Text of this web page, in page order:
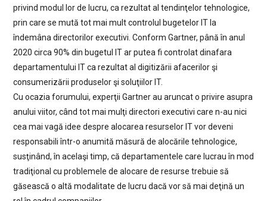
privind modul lor de lucru, ca rezultat al tendinţelor tehnologice,
prin care se mută tot mai mult controlul bugetelor IT la
îndemâna directorilor executivi. Conform Gartner, până în anul
2020 circa 90% din bugetul IT ar putea fi controlat dinafara
departamentului IT ca rezultat al digitizării afacerilor şi
consumerizării produselor şi soluţiilor IT.
Cu ocazia forumului, experţii Gartner au aruncat o privire asupra
anului viitor, când tot mai mulţi directori executivi care n-au nici
cea mai vagă idee despre alocarea resurselor IT vor deveni
responsabili într-o anumită măsură de alocările tehnologice,
susţinând, în acelaşi timp, că departamentele care lucrau în mod
tradiţional cu problemele de alocare de resurse trebuie să
găsească o altă modalitate de lucru dacă vor să mai deţină un